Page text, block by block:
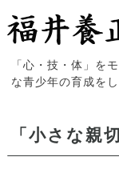
「心・技・体」を
な青少年の育成をし
入門案内
「小さな親